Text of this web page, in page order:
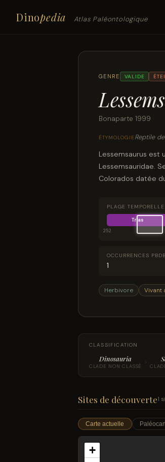
Dinopedia Atlas Paléontologique
GENRE VALIDE
Bonaparte 1999
ÉTYMOLOGIEReptile
Lessemsaurus est
Lessemsauridae.
Colorados datée
PLAGE TEMPORELLE
Trias
252
OCCURRENCES PBDB
1
Herbivore Vivant
CLASSIFICATION
Dinosauria
CLADE NON CLASSÉ ›
Sites de découverte1
Carte actuelle
+